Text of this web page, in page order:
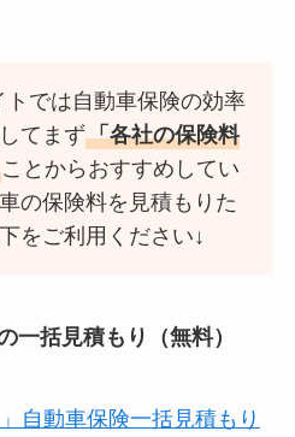
トでは自動車保険の効率
てまず「各社の保険料
ことからおすすめしてい
の保険料を見積もりた
をご利用ください↓
括見積もり（無料）
自動車保険一括見積もり